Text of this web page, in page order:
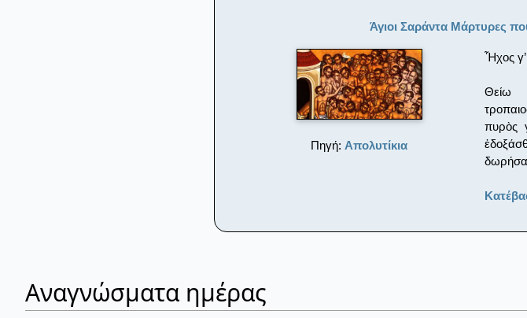
Άγιοι Σαράντα Μάρτυρες
Πηγή: Απολυτίκια
Ἦχος
Θείω
πυρὸς
Αναγνώσματα ημέρας